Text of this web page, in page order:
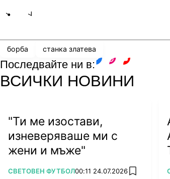
борба станка златева
Последвайте ни в:
ВСИЧКИ НОВИНИ
"Ти ме изостави,
изневеряваше ми с
жени и мъже"
ПОВЕЧЕ ОТ
СВЕТОВЕН ФУТБОЛ00:11 24.07.2026 add